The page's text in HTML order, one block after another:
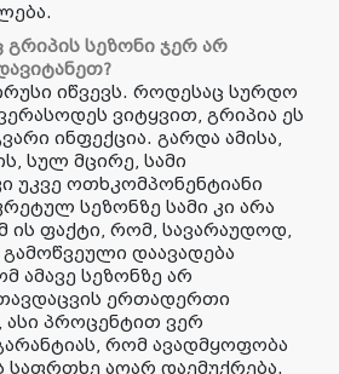
გრიპის სეზონი ჯერ არ
იწვევს. როდესაც სურდო
ვიტყვით, გრიპია ეს
ინფექცია. გარდა ამისა,
სულ მცირე, სამი
უკვე ოთხკომპონენტიანი
სეზონზე სამი კი არა
ის ფაქტი, რომ, სავარაუდოდ,
დაავადება
ამავე სეზონზე არ
თავდაცვის ერთადერთი
ასი პროცენტით ვერ
რომ ავადმყოფობა
საფრთხე აღარ დაემუქრება.